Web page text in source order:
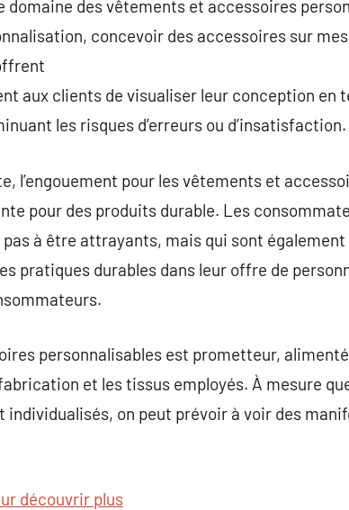
des vêtements et accessoires
concevoir des accessoires sur
aux clients de visualiser leur conception en
les risques d’erreurs ou d’insatisfaction.
l’engouement pour les vêtements et
pour des produits durable. Les
à être attrayants, mais qui sont
pratiques durables dans leur offre de
personnalisables est prometteur, alimenté
et les tissus employés. À mesure
on peut prévoir à voir des
découvrir plus